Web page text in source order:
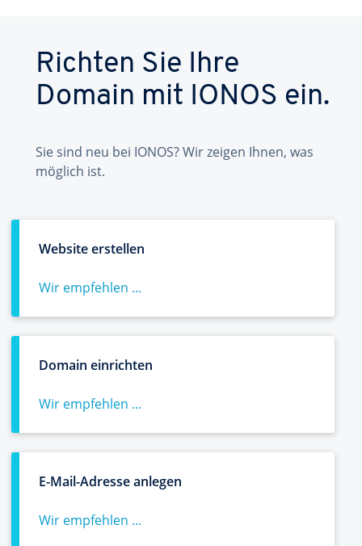
Richten Sie Ihre
Domain mit IONOS ein.
Sie sind neu bei IONOS? Wir zeigen Ihnen, was
möglich ist.
Website erstellen
Wir empfehlen ...
Domain einrichten
Wir empfehlen ...
E-Mail-Adresse anlegen
Wir empfehlen ...